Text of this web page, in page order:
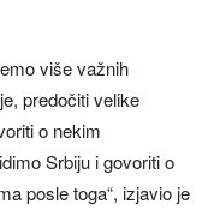
više važnih
predočiti velike
o nekim
Srbiju i govoriti o
posle toga“, izjavio je